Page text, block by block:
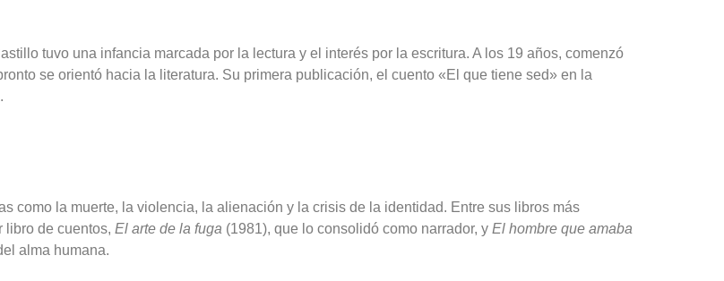
tuvo una infancia marcada por la lectura y el interés por la escritura. A los 19 años, comenzó
se orientó hacia la literatura. Su primera publicación, el cuento «El que tiene sed» en la
como la muerte, la violencia, la alienación y la crisis de la identidad. Entre sus libros más
libro de cuentos, El arte de la fuga (1981), que lo consolidó como narrador, y El hombre que amaba
alma humana.